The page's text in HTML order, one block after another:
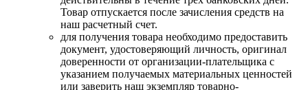
Товар отпускается после зачисления средств на
наш расчетный счет.
для получения товара необходимо предоставить
документ, удостоверяющий личность, оригинал
доверенности от организации-плательщика с
указанием получаемых материальных ценностей
или заверить наш экземпляр товарно-